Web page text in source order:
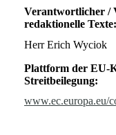
Verantwortlicher /
redaktionelle Texte:
Herr Erich Wyciok
Plattform der EU-
Streitbeilegung:
www.ec.europa.eu/